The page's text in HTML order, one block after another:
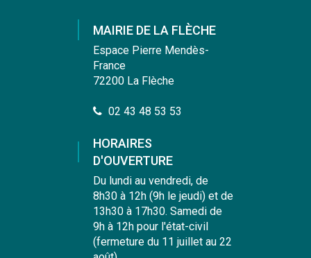
comptecomptecompte
chaîne
MAIRIE DE LA FLÈCHE
Espace Pierre Mendès-
France
72200 La Flèche
02 43 48 53 53
HORAIRES
D'OUVERTURE
Du lundi au vendredi, de
8h30 à 12h (9h le jeudi) et de
13h30 à 17h30. Samedi de
9h à 12h pour l'état-civil
(fermeture du 11 juillet au 22